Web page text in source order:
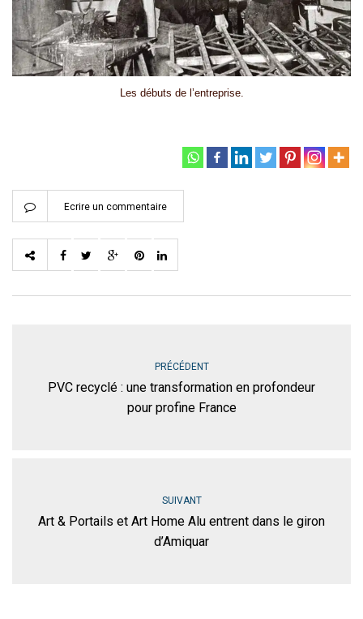
Les débuts de l’entreprise.
Ecrire un commentaire
PRÉCÉDENT
PVC recyclé : une transformation en profondeur
pour profine France
SUIVANT
Art & Portails et Art Home Alu entrent dans le giron
d’Amiquar